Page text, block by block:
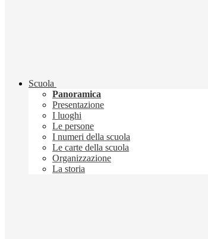
Scuola
Panoramica
Presentazione
I luoghi
Le persone
I numeri della scuola
Le carte della scuola
Organizzazione
La storia